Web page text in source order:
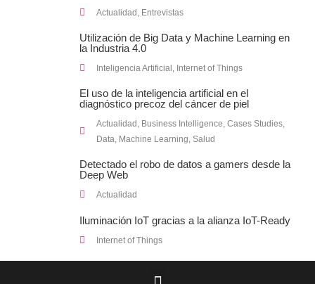
Actualidad , Entrevistas
Utilización de Big Data y Machine Learning en
la Industria 4.0
Inteligencia Artificial , Internet of Things
El uso de la inteligencia artificial en el
diagnóstico precoz del cáncer de piel
Actualidad , Business Intelligence, Cases Studies,
Data, Machine Learning, Salud
Detectado el robo de datos a gamers desde la
Deep Web
Actualidad
Iluminación IoT gracias a la alianza IoT-Ready
Internet of Things